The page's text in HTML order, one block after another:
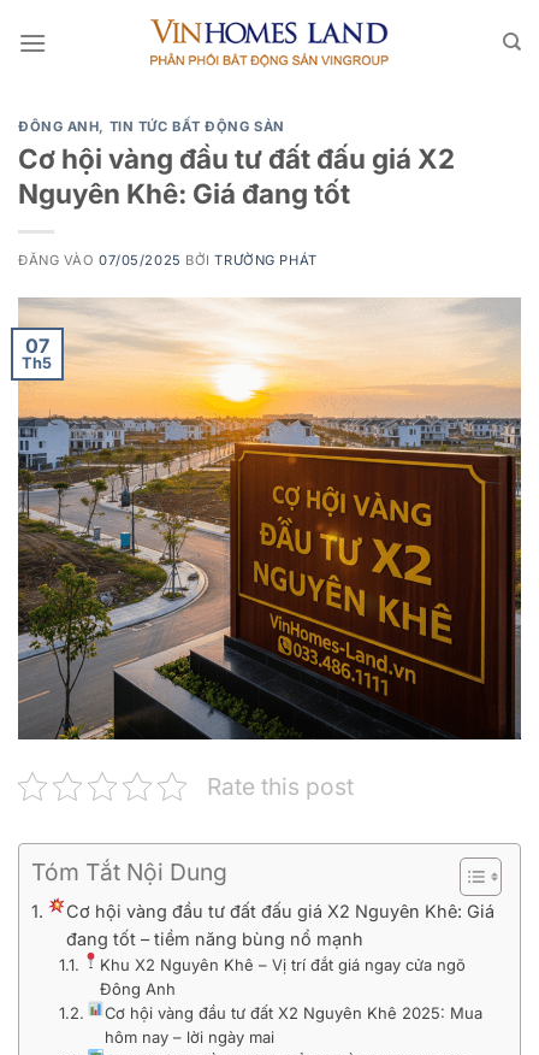
qua
ĐÔNG ANH, TIN TỨC BẤT ĐỘNG SẢN
Cơ hội vàng đầu tư đất đấu giá X2
Nguyên Khê: Giá đang tốt
ĐĂNG VÀO07/05/2025 BỞITRƯỜNG PHÁT
07
Th5
Rate this post
Tóm Tắt Nội Dung
Cơ hội vàng đầu tư đất đấu giá X2 Nguyên Khê: Giá
đang tốt – tiềm năng bùng nổ mạnh
Khu X2 Nguyên Khê – Vị trí đắt giá ngay cửa ngõ
Đông Anh
Cơ hội vàng đầu tư đất X2 Nguyên Khê 2025: Mua
hôm nay – lời ngày mai